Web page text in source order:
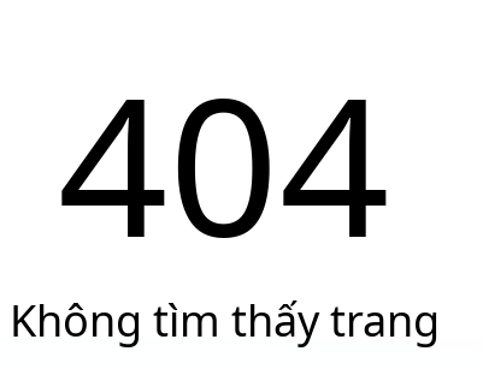
404
Không tìm thấy trang